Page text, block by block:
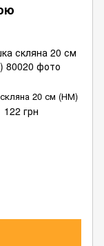
20 см (НМ)
122 грн